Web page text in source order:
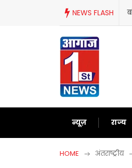
NEWS FLASH
शेख हसीना,जानिए आखिर क्यों लिया
न्यूज़ राज्य
HOME अंतराष्ट्रीय